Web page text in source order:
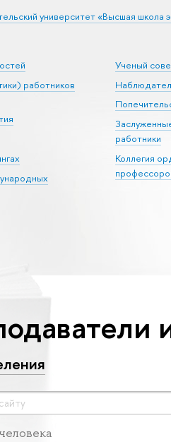
университет «Высшая школа
работников
Ученый
работники
Коллегия